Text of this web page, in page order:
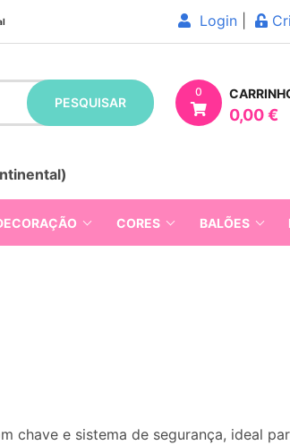
Login
PESQUISAR
0
0,00 €
CORES BALÕES
chave e sistema de segurança, ideal